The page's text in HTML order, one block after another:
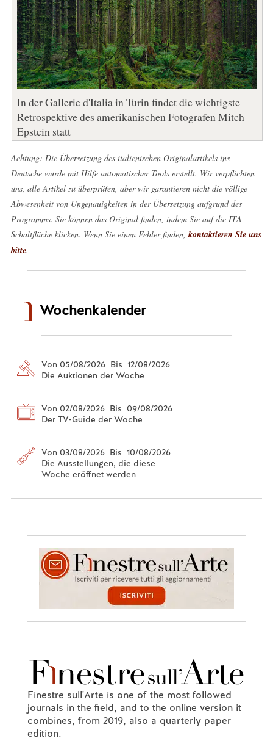
In der Gallerie d'Italia in Turin findet die wichtigste
Retrospektive des amerikanischen Fotografen Mitch
Epstein statt
Achtung: Die Übersetzung des italienischen Originalartikels ins
Deutsche wurde mit Hilfe automatischer Tools erstellt. Wir verpflichten
uns, alle Artikel zu überprüfen, aber wir garantieren nicht die völlige
Abwesenheit von Ungenauigkeiten in der Übersetzung aufgrund des
Programms. Sie können das Original finden, indem Sie auf die ITA-
Schaltfläche klicken. Wenn Sie einen Fehler finden, kontaktieren Sie uns
bitte.
Wochenkalender
Von 05/08/2026 Bis 12/08/2026
Die Auktionen der Woche
Von 02/08/2026 Bis 09/08/2026
Der TV-Guide der Woche
Von 03/08/2026 Bis 10/08/2026
Die Ausstellungen, die diese
Woche eröffnet werden
Finestre sull'Arte is one of the most followed
journals in the field, and to the online version it
combines, from 2019, also a quarterly paper
edition.